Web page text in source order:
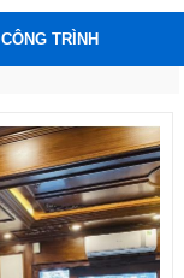
CÔNG TRÌNH